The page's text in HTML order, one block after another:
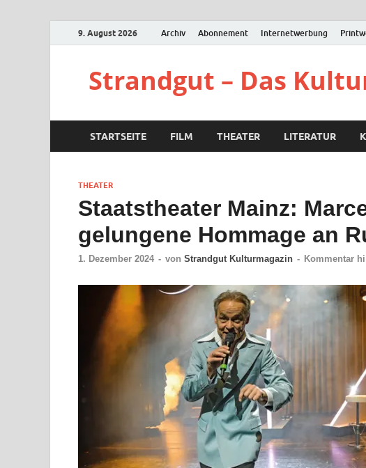
9. August 2026 Archiv Abonnement Internetwerbung
Strandgut – Das
STARTSEITE FILM THEATER LITERATUR
THEATER
Staatstheater Mainz:
gelungene Hommage an
1. Dezember 2024 - von Strandgut Kulturmagazin - Kommentar